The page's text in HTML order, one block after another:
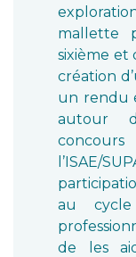
mallette
sixième et
création
un rendu
autour
l’ISAE/
au cycle
de les